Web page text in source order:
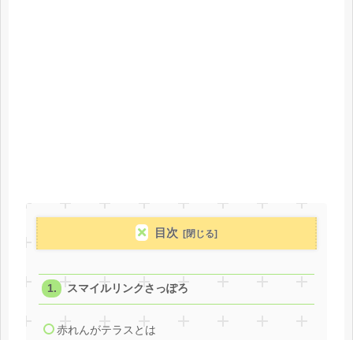
目次
スマイルリンクさっぽろ
赤れんがテラスとは